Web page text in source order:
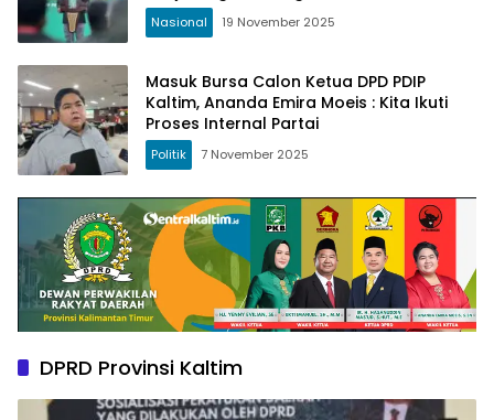
PKB
Nasional 19 November 2025
Masuk Bursa Calon Ketua DPD PDIP
Kaltim, Ananda Emira Moeis : Kita Ikuti
Proses Internal Partai
Politik 7 November 2025
DPRD Provinsi Kaltim